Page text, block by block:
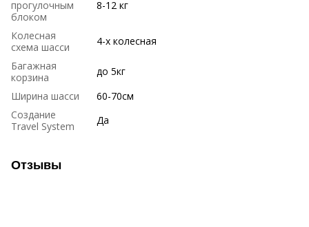
прогулочным
блоком
8-12 кг
Колесная
схема шасси
4-х колесная
Багажная
корзина
до 5кг
Ширина шасси
60-70см
Создание
Travel System
Да
Отзывы